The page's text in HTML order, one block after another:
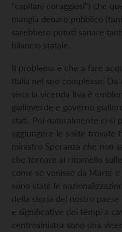
“capitani coraggiosi”) che
mangia denaro pubblico
sarebbero potuti sanare
bilancio statale.
Il problema è che a fare
Italia nel suo complesso.
vista la vicenda Ilva è
gialloverde e governo
stati. Poi naturalmente ci si
aggiungere le solite trovate
ministro Speranza che non
che tornare al ritornello sulle
come se venisse da Marte e
sono state le
della storia del nostro
e significative dei tempi a
centrosinistra sono una